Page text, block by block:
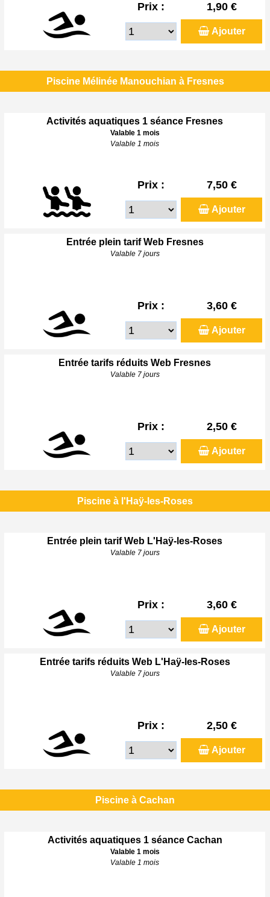
Prix : 1,90 €
Ajouter
Piscine Mélinée Manouchian à Fresnes
Activités aquatiques 1 séance Fresnes
Valable 1 mois
Valable 1 mois
Prix : 7,50 €
Ajouter
Entrée plein tarif Web Fresnes
Valable 7 jours
Prix : 3,60 €
Ajouter
Entrée tarifs réduits Web Fresnes
Valable 7 jours
Prix : 2,50 €
Ajouter
Piscine à l'Haÿ-les-Roses
Entrée plein tarif Web L'Haÿ-les-Roses
Valable 7 jours
Prix : 3,60 €
Ajouter
Entrée tarifs réduits Web L'Haÿ-les-Roses
Valable 7 jours
Prix : 2,50 €
Ajouter
Piscine à Cachan
Activités aquatiques 1 séance Cachan
Valable 1 mois
Valable 1 mois